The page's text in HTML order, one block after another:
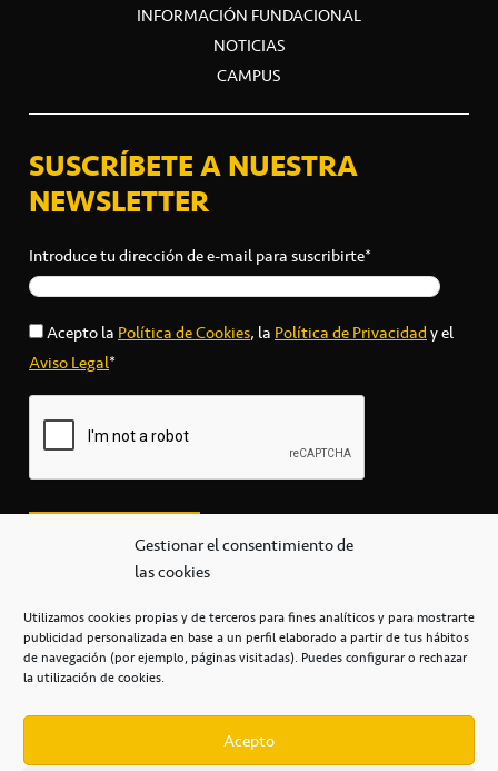
Gestionar el consentimiento de
las cookies
Utilizamos cookies propias y de terceros para fines analíticos y para mostrarte
publicidad personalizada en base a un perfil elaborado a partir de tus hábitos
de navegación (por ejemplo, páginas visitadas). Puedes configurar o rechazar
la utilización de cookies.
Acepto
INFORMACIÓN FUNDACIONAL
NOTICIAS
CAMPUS
SUSCRÍBETE A NUESTRA
NEWSLETTER
Introduce tu dirección de e-mail para suscribirte*
Acepto laPolítica de Cookies, laPolítica de Privacidady el
Aviso Legal*
secretaria@cbcanarias.es
+34 922 253 684
Casa del Deporte / 38108 – La Laguna